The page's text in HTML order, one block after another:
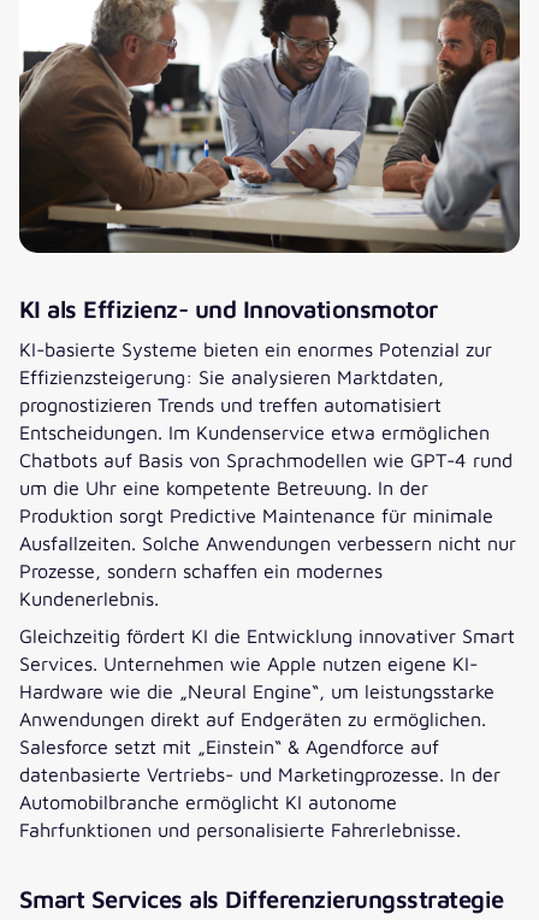
KI als Effizienz- und Innovationsmotor
KI-basierte Systeme bieten ein enormes Potenzial zur
Effizienzsteigerung: Sie analysieren Marktdaten,
prognostizieren Trends und treffen automatisiert
Entscheidungen. Im Kundenservice etwa ermöglichen
Chatbots auf Basis von Sprachmodellen wie GPT-4 rund
um die Uhr eine kompetente Betreuung. In der
Produktion sorgt Predictive Maintenance für minimale
Ausfallzeiten. Solche Anwendungen verbessern nicht nur
Prozesse, sondern schaffen ein modernes
Kundenerlebnis.
Gleichzeitig fördert KI die Entwicklung innovativer Smart
Services. Unternehmen wie Apple nutzen eigene KI-
Hardware wie die „Neural Engine“, um leistungsstarke
Anwendungen direkt auf Endgeräten zu ermöglichen.
Salesforce setzt mit „Einstein“ & Agendforce auf
datenbasierte Vertriebs- und Marketingprozesse. In der
Automobilbranche ermöglicht KI autonome
Fahrfunktionen und personalisierte Fahrerlebnisse.
Smart Services als Differenzierungsstrategie